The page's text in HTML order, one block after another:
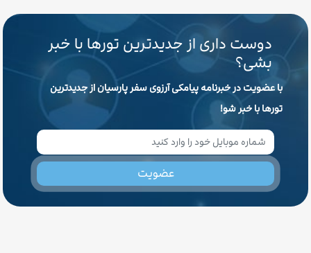
دوست داری از جدیدترین تورها با خبر
بشی؟
با عضویت در خبرنامه پیامکی آرزوی سفر پارسیان از جدیدترین
تورها با خبر شو!
عضویت